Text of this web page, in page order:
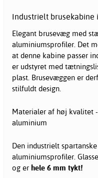
Industrielt
Elegant brusevæg med
aluminiumsprofiler. Det
at denne kabine passer
er udstyret med
plast. Brusevæggen er
stilfuldt design.
Materialer af høj kvalitet
aluminium
Den industrielt
aluminiumsprofiler.
og er hele 6 mm tykt!